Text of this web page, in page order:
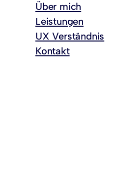
Über mich
Leistungen
UX Verständnis
Kontakt